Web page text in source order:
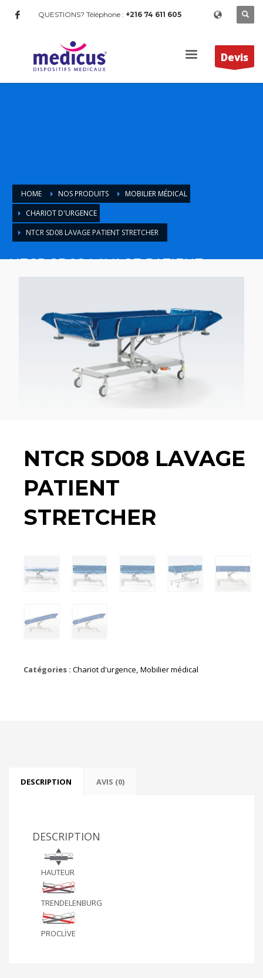
QUESTIONS? Téléphone : +216 74 611 605
Devis
HOME NOS PRODUITS
MOBILIER MÉDICAL
CHARIOT D'URGENCE
NTCR SD08 LAVAGE PATIENT STRETCHER
NTCR SD08 LAVAGE PATIENT
NTCR SD08 LAVAGE
PATIENT
STRETCHER
Catégories : Chariot d'urgence, Mobilier médical
DESCRIPTION AVIS (0)
DESCRIPTION
HAUTEUR
TRENDELENBURG
PROCLİVE